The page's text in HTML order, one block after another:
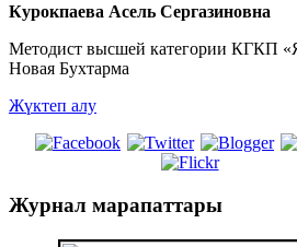
Курокпаева Асель Сергазиновна
Методист высшей категории КГКП
Новая Бухтарма
Жүктеп алу
Журнал марапаттары